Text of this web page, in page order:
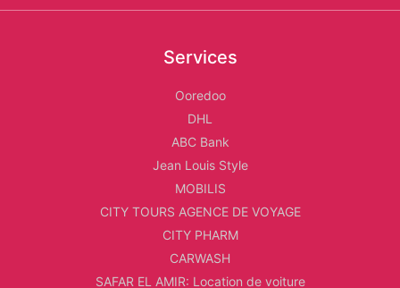
Services
Ooredoo
DHL
ABC Bank
Jean Louis Style
MOBILIS
CITY TOURS AGENCE DE VOYAGE
CITY PHARM
CARWASH
SAFAR EL AMIR: Location de voiture